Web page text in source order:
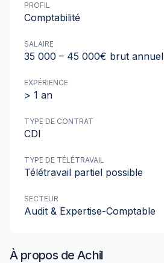
À propos de Achil
PROFIL
Comptabilité
SALAIRE
35 000 – 45 000€ brut annuel
EXPÉRIENCE
> 1 an
TYPE DE CONTRAT
CDI
TYPE DE TÉLÉTRAVAIL
Télétravail partiel possible
SECTEUR
Audit & Expertise-Comptable